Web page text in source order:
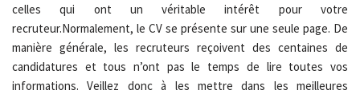
celles qui ont un véritable intérêt pour votre
recruteur.Normalement, le CV se présente sur une seule page. De
manière générale, les recruteurs reçoivent des centaines de
candidatures et tous n’ont pas le temps de lire toutes vos
informations. Veillez donc à les mettre dans les meilleures